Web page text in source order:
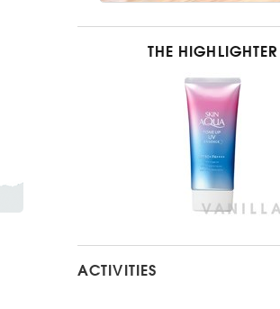
THE HIGHLIGHTER
ACTIVITIES